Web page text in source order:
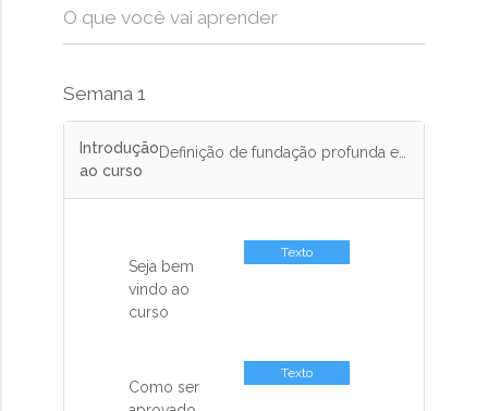
O que você vai aprender
Semana 1
Introdução
ao curso
Seja bem
vindo ao
curso
Texto
Como ser
Texto